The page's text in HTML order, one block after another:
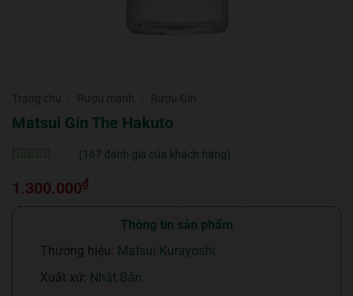
Matsui Gin The Hakuto
trênđánh
giá
(167 đánh giá của khách hàng)
1.300.000₫
Thông tin sản phẩm
Thương hiệu: Matsui Kurayoshi
Xuất xứ: Nhật Bản